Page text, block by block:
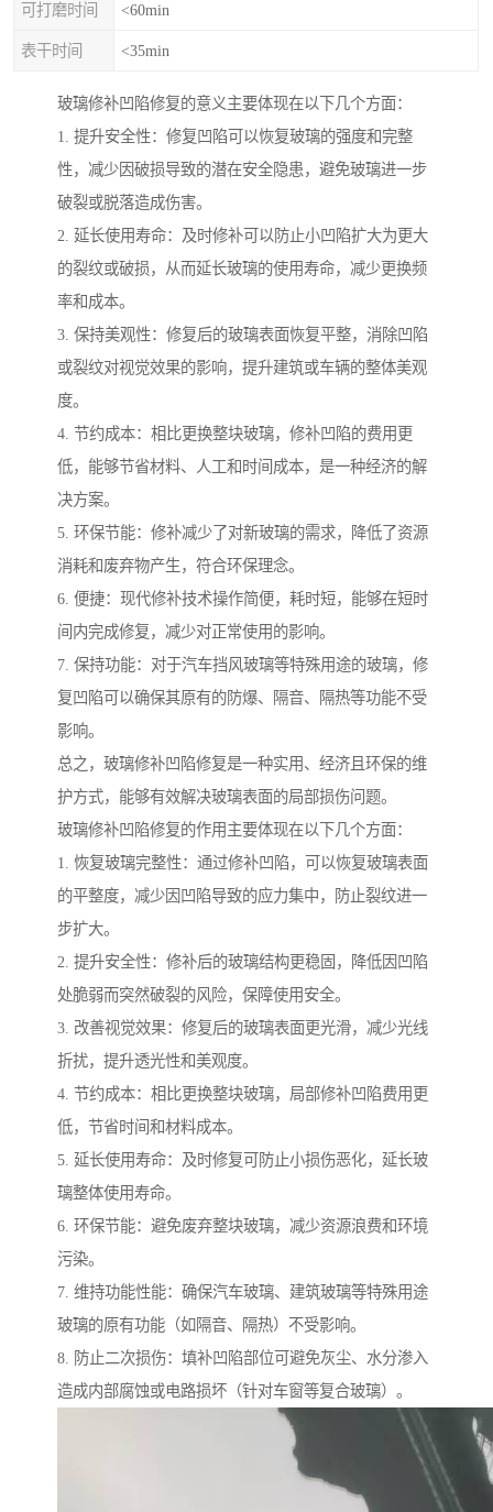
可打磨时间 <60min
表干时间 <35min
玻璃修补凹陷修复的意义主要体现在以下几个方面：
1. 提升安全性：修复凹陷可以恢复玻璃的强度和完整
性，减少因破损导致的潜在安全隐患，避免玻璃进一步
破裂或脱落造成伤害。
2. 延长使用寿命：及时修补可以防止小凹陷扩大为更大
的裂纹或破损，从而延长玻璃的使用寿命，减少更换频
率和成本。
3. 保持美观性：修复后的玻璃表面恢复平整，消除凹陷
或裂纹对视觉效果的影响，提升建筑或车辆的整体美观
度。
4. 节约成本：相比更换整块玻璃，修补凹陷的费用更
低，能够节省材料、人工和时间成本，是一种经济的解
决方案。
5. 环保节能：修补减少了对新玻璃的需求，降低了资源
消耗和废弃物产生，符合环保理念。
6. 便捷：现代修补技术操作简便，耗时短，能够在短时
间内完成修复，减少对正常使用的影响。
7. 保持功能：对于汽车挡风玻璃等特殊用途的玻璃，修
复凹陷可以确保其原有的防爆、隔音、隔热等功能不受
影响。
总之，玻璃修补凹陷修复是一种实用、经济且环保的维
护方式，能够有效解决玻璃表面的局部损伤问题。
玻璃修补凹陷修复的作用主要体现在以下几个方面：
1. 恢复玻璃完整性：通过修补凹陷，可以恢复玻璃表面
的平整度，减少因凹陷导致的应力集中，防止裂纹进一
步扩大。
2. 提升安全性：修补后的玻璃结构更稳固，降低因凹陷
处脆弱而突然破裂的风险，保障使用安全。
3. 改善视觉效果：修复后的玻璃表面更光滑，减少光线
折扰，提升透光性和美观度。
4. 节约成本：相比更换整块玻璃，局部修补凹陷费用更
低，节省时间和材料成本。
5. 延长使用寿命：及时修复可防止小损伤恶化，延长玻
璃整体使用寿命。
6. 环保节能：避免废弃整块玻璃，减少资源浪费和环境
污染。
7. 维持功能性能：确保汽车玻璃、建筑玻璃等特殊用途
玻璃的原有功能（如隔音、隔热）不受影响。
8. 防止二次损伤：填补凹陷部位可避免灰尘、水分渗入
造成内部腐蚀或电路损坏（针对车窗等复合玻璃）。